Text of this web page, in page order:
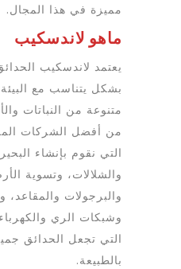
مميزة في هذا المجال.
ماهو لاندسكيب
يعتمد لاندسكيب
بشكل يتناسب مع
متنوعة من النباتات
من أفضل الشركات
التي نقوم بإنشاء
والشلالات، وتسوية
والبرجولات
وشبكات الري
التي تجعل الحدائق
بالطبيعة.